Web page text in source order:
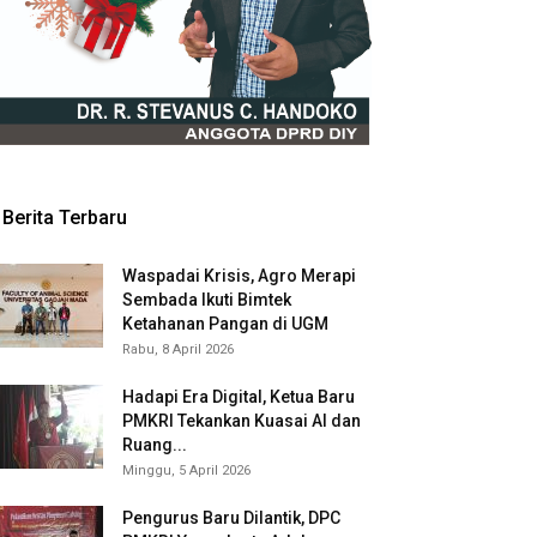
Berita Terbaru
Waspadai Krisis, Agro Merapi
Sembada Ikuti Bimtek
Ketahanan Pangan di UGM
Rabu, 8 April 2026
Hadapi Era Digital, Ketua Baru
PMKRI Tekankan Kuasai AI dan
Ruang...
Minggu, 5 April 2026
Pengurus Baru Dilantik, DPC